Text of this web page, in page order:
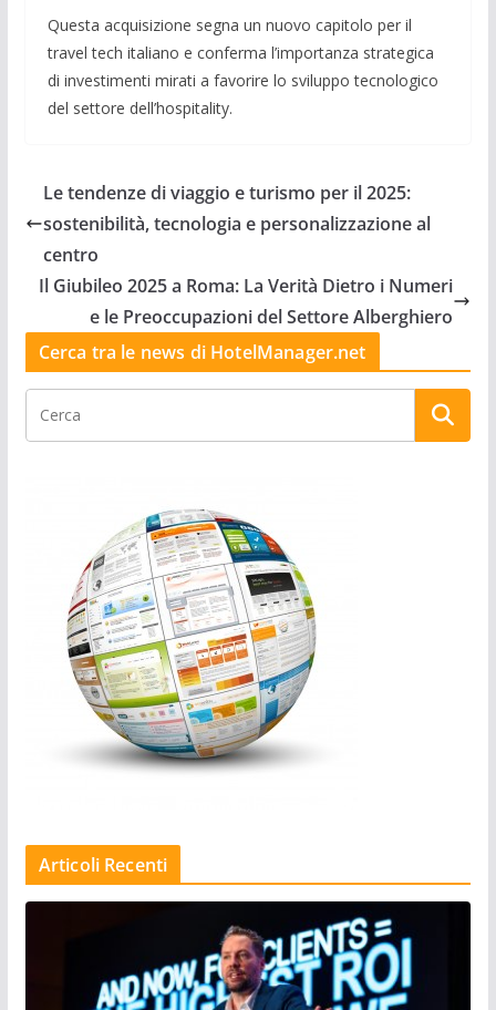
Questa acquisizione segna un nuovo capitolo per il
travel tech italiano e conferma l’importanza strategica
di investimenti mirati a favorire lo sviluppo tecnologico
del settore dell’hospitality.
Le tendenze di viaggio e turismo per il 2025:
sostenibilità, tecnologia e personalizzazione al
centro
Il Giubileo 2025 a Roma: La Verità Dietro i Numeri
e le Preoccupazioni del Settore Alberghiero
Cerca tra le news di HotelManager.net
Articoli Recenti